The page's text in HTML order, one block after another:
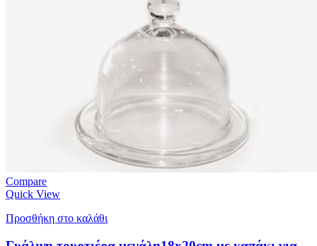
Compare
Quick View
Προσθήκη στο καλάθι